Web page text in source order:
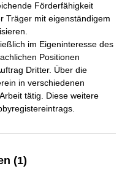
Förderfähigkeit
Träger mit eigenständigem
im Eigeninteresse des
Positionen
Dritter. Über die
in verschiedenen
tätig. Diese weitere
(1)